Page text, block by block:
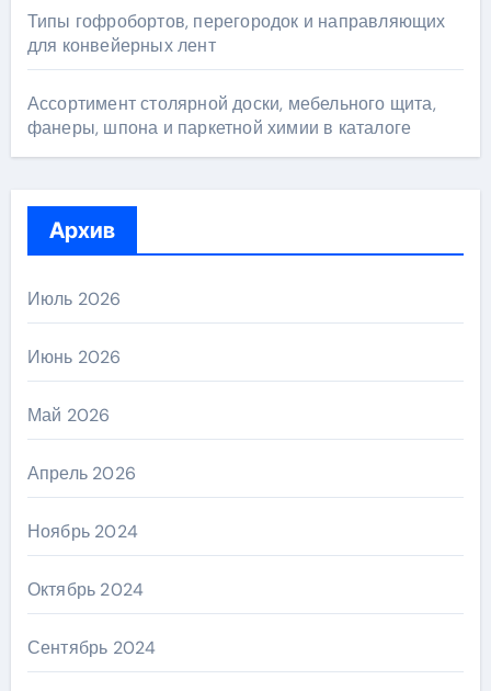
Типы гофробортов, перегородок и направляющих
для конвейерных лент
Ассортимент столярной доски, мебельного щита,
фанеры, шпона и паркетной химии в каталоге
Архив
Июль 2026
Июнь 2026
Май 2026
Апрель 2026
Ноябрь 2024
Октябрь 2024
Сентябрь 2024